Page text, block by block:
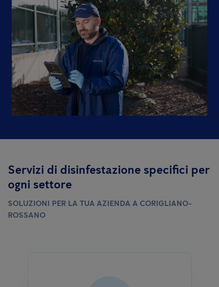
Servizi di disinfestazione specifici per
ogni settore
SOLUZIONI PER LA TUA AZIENDA A CORIGLIANO-
ROSSANO